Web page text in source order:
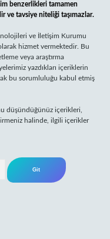
benzerlikleri tamamen
ve tavsiye niteliği taşımazlar.
ve İletişim Kurumu
hizmet vermektedir. Bu
veya araştırma
yazdıkları içeriklerin
bu sorumluluğu kabul etmiş
düşündüğünüz içerikleri,
halinde, ilgili içerikler